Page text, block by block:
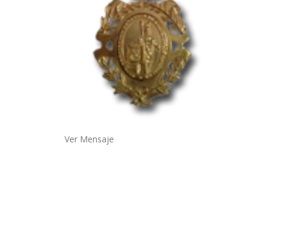
Ver Mensaje